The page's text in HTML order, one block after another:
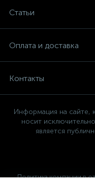
Статьи
Оплата и доставка
Контакты
Информация на сайте,
носит
является
Политика компании в